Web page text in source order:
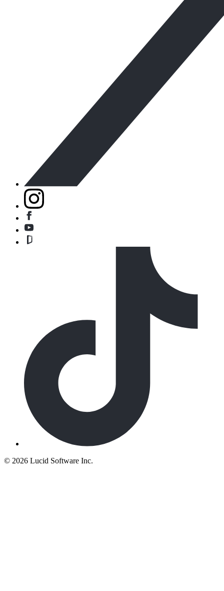
© 2026 Lucid Software Inc.